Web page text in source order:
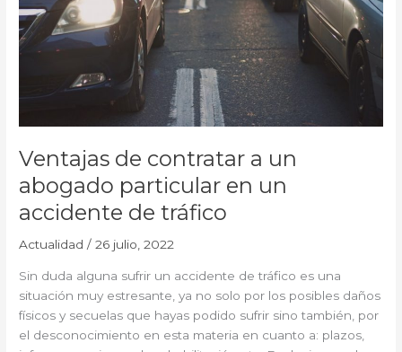
Ventajas de contratar a un
abogado particular en un
accidente de tráfico
Actualidad /26 julio, 2022
Sin duda alguna sufrir un accidente de tráfico es una
situación muy estresante, ya no solo por los posibles daños
físicos y secuelas que hayas podido sufrir sino también, por
el desconocimiento en esta materia en cuanto a: plazos,
particular
en
un